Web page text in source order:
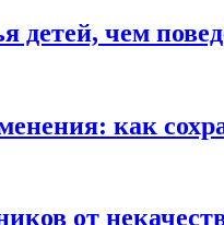
детей, чем
как
от